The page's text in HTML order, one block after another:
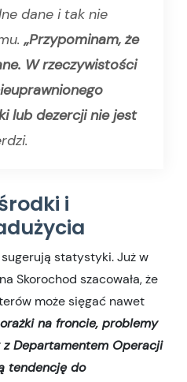
dane i tak nie
„Przypominam, że
W rzeczywistości
lub dezercji nie jest
i
statystyki. Już w
Skorochod szacowała, że
może sięgać nawet
na froncie, problemy
Departamentem Operacji
tendencję do